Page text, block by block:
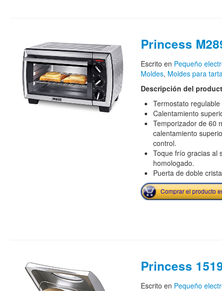
Princess
Escrito en Pequeño
Moldes, Moldes para
Descripción del
Termostato regulable
Calentamiento
Temporizador de 60
calentamiento
control.
Toque frío gracias al
homologado.
Puerta de doble
Comprar el producto
Princess
Escrito en Pequeño